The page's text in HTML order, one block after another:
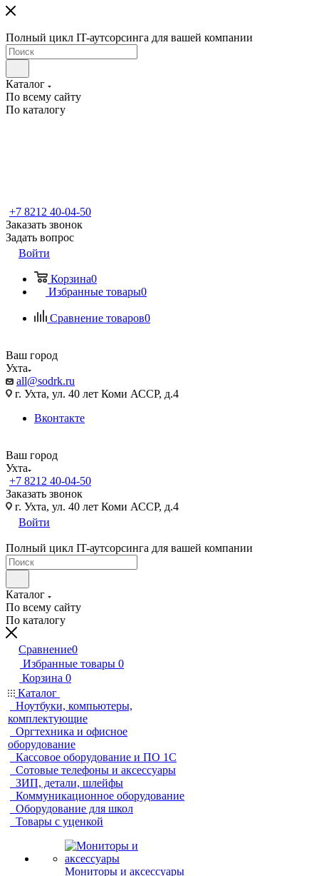
Полный цикл IT-аутсорсинга для вашей компании
Каталог
По всему сайту
По каталогу
+7 8212 40-04-50
Заказать звонок
Задать вопрос
Войти
Корзина0
Избранные товары0
Сравнение товаров0
Ваш город
Ухта
all@sodrk.ru
г. Ухта, ул. 40 лет Коми АССР, д.4
Вконтакте
Ваш город
Ухта
+7 8212 40-04-50
Заказать звонок
г. Ухта, ул. 40 лет Коми АССР, д.4
Войти
Полный цикл IT-аутсорсинга для вашей компании
Каталог
По всему сайту
По каталогу
Сравнение0
Избранные товары 0
Корзина 0
Каталог
Ноутбуки, компьютеры,
комплектующие
Оргтехника и офисное
оборудование
Кассовое оборудование и ПО 1С
Сотовые телефоны и аксессуары
ЗИП, детали, шлейфы
Коммуникационное оборудование
Оборудование для школ
Товары с уценкой
Мониторы и аксессуары